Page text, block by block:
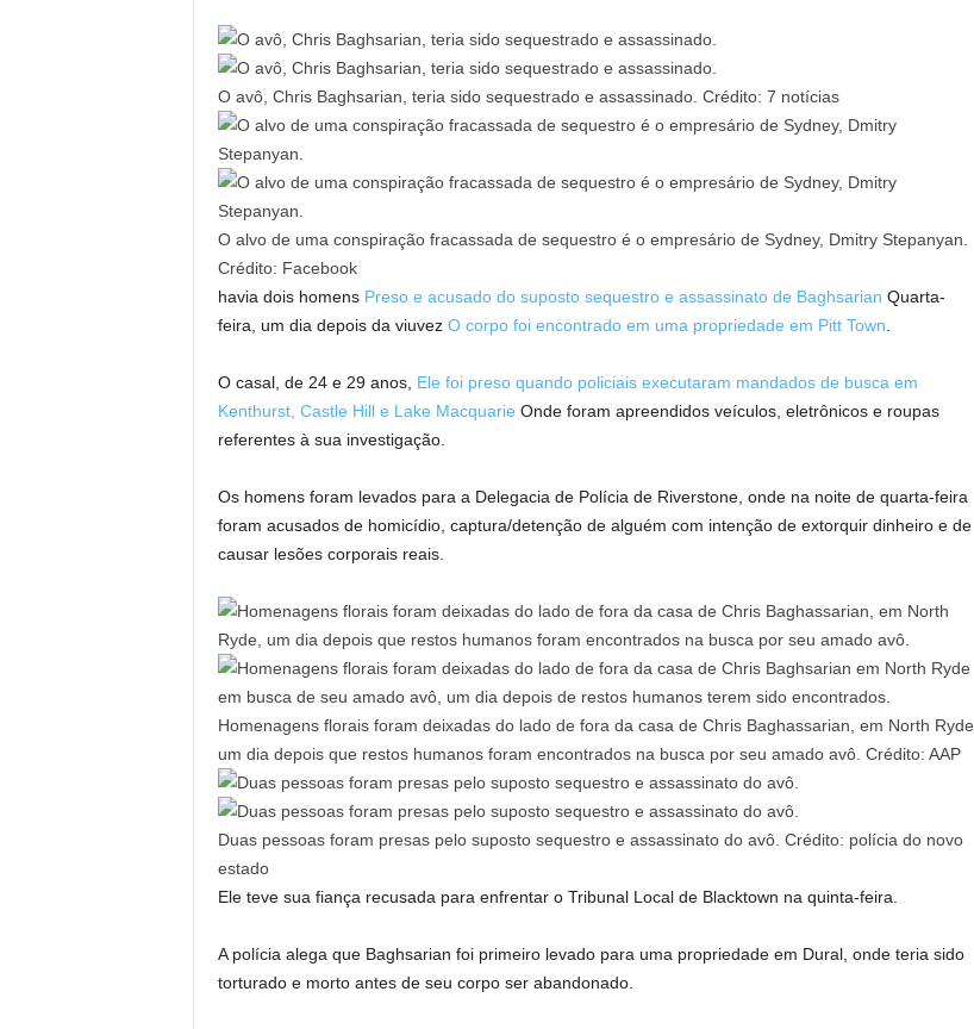
O avô, Chris Baghsarian, teria sido sequestrado e assassinado. Crédito: 7 notícias
O alvo de uma conspiração fracassada de sequestro é o empresário de Sydney, Dmitry Stepanyan.
Crédito: Facebook
havia dois homens Preso e acusado do suposto sequestro e assassinato de Baghsarian Quarta-
feira, um dia depois da viuvez O corpo foi encontrado em uma propriedade em Pitt Town
O casal, de 24 e 29 anos, Ele foi preso quando policiais executaram mandados de busca em
Kenthurst, Castle Hill e Lake Macquarie Onde foram apreendidos veículos, eletrônicos e roupas
referentes à sua investigação.
Os homens foram levados para a Delegacia de Polícia de Riverstone, onde na noite de quarta-feira
foram acusados ​​de homicídio, captura/detenção de alguém com intenção de extorquir dinheiro e de
causar lesões corporais reais.
Homenagens florais foram deixadas do lado de fora da casa de Chris Baghassarian, em North Ryde,
um dia depois que restos humanos foram encontrados na busca por seu amado avô. Crédito: AAP
Duas pessoas foram presas pelo suposto sequestro e assassinato do avô. Crédito: polícia do novo
estado
Ele teve sua fiança recusada para enfrentar o Tribunal Local de Blacktown na quinta-feira.
A polícia alega que Baghsarian foi primeiro levado para uma propriedade em Dural, onde teria sido
torturado e morto antes de seu corpo ser abandonado.